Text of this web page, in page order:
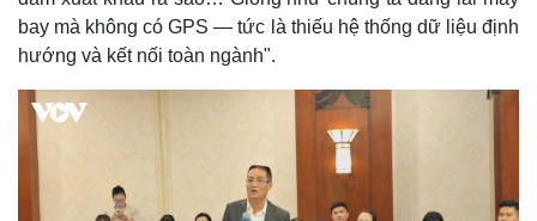
bay mà không có GPS — tức là thiếu hệ thống dữ liệu định
hướng và kết nối toàn ngành".